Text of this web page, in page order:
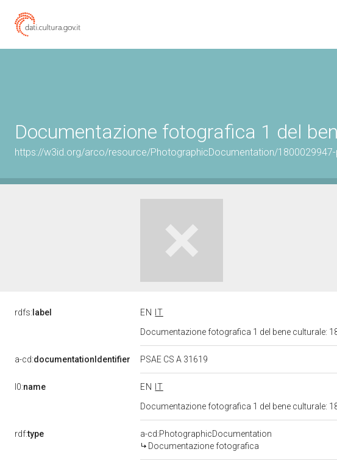
Documentazione fotografica 1 del
https://w3id.org/arco/resource/PhotographicDocumentation/
rdfs: label EN
IT
Documentazione fotografica 1 del bene culturale:
a-cd:documentationIdentifier PSAE CS A 31619
l0:name EN
IT
Documentazione fotografica 1 del bene culturale:
rdf:type
a-cd:PhotographicDocumentation
Documentazione fotografica